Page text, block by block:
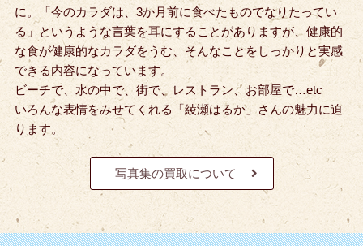
に。
「今のカラダは、3か月前に食べたものでなりたってい
る」というような言葉を耳にすることがありますが、健康的
な食が健康的なカラダをうむ、そんなことをしっかりと実感
できる内容になっています。
ビーチで、水の中で、街で、レストラン、お部屋で…etc
いろんな表情をみせてくれる「綾瀬はるか」さんの魅力に迫
ります。
写真集の買取について